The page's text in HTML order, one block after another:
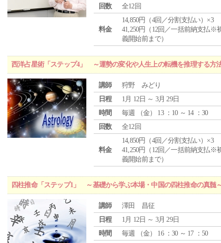
回数
全12回
料金
14,850円（4回／分割支払い）×3
41,250円（12回／一括前納支払※
義開始前まで）
西洋占星術「ステップ4」 ～運勢の変化や人生上の転機を推理する方
講師
狩野 みどり
日程
1月 12日 ～ 3月 29日
時間
毎週 （金） 13 ：10 ～ 14 ：30
回数
全12回
料金
14,850円（4回／分割支払い）×3
41,250円（12回／一括前納支払※
義開始前まで）
四柱推命「ステップ1」 ～基礎から学ぶ本場・中国の四柱推命の真髄
講師
澤田 昌征
日程
1月 12日 ～ 3月 29日
時間
毎週 （金） 16 ：30 ～ 17 ：50